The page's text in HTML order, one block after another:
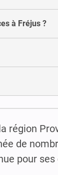
à Fréjus ?
région
de
pour